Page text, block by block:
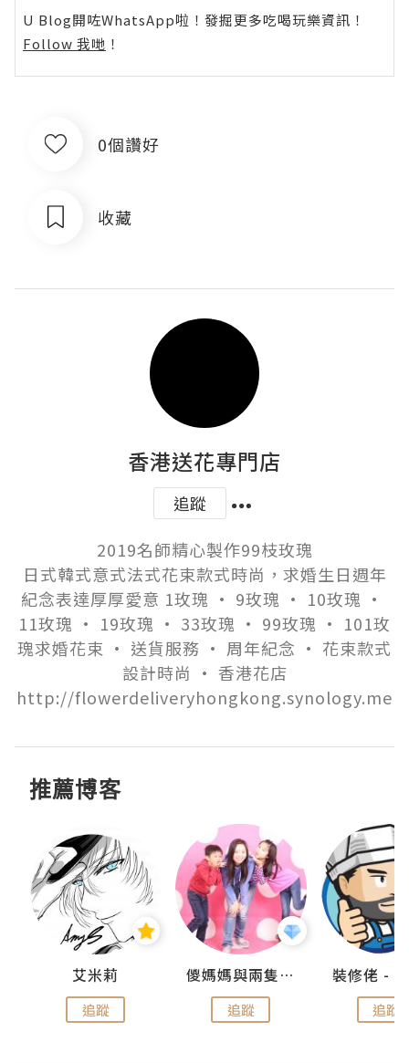
U Blog開咗WhatsApp啦！發掘更多吃喝玩樂資訊！
Follow 我哋 ！
0個讚好
收藏
香港送花專門店
追蹤
2019名師精心製作99枝玫瑰
日式韓式意式法式花束款式時尚，求婚生日週年
紀念表達厚厚愛意 1玫瑰 · 9玫瑰 · 10玫瑰 ·
11玫瑰 · 19玫瑰 · 33玫瑰 · 99玫瑰 · 101玫
瑰求婚花束 · 送貨服務 · 周年紀念 · 花束款式
設計時尚 · 香港花店
http://flowerdeliveryhongkong.synology.me
推薦博客
艾米莉
追蹤
儍媽媽與兩隻小魔怪之家
追蹤 追蹤